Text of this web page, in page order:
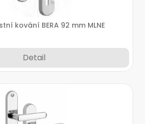
kování BERA 92 mm MLNE
Detail